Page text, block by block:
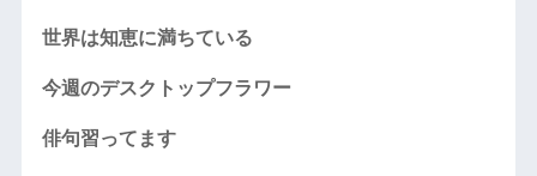
世界は知恵に満ちている
今週のデスクトップフラワー
俳句習ってます